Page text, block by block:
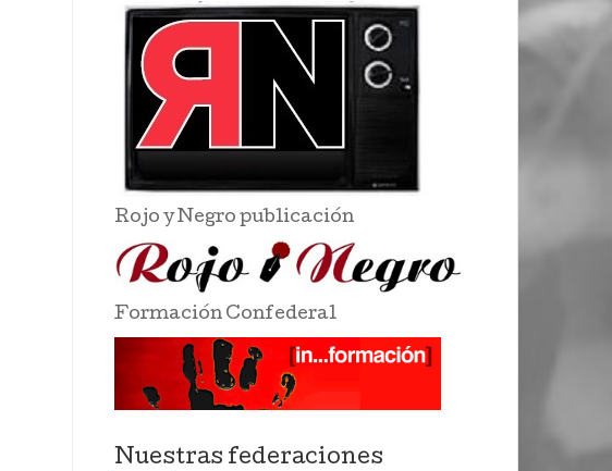
Rojo y Negro publicación
Formación Confederal
Nuestras federaciones